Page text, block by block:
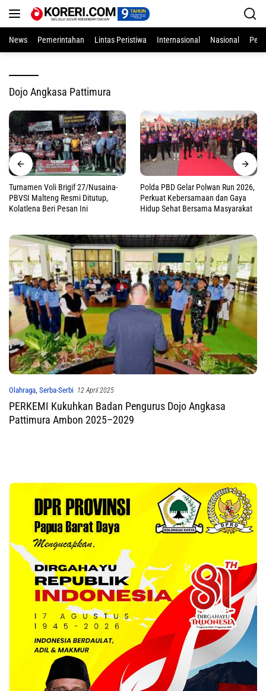
News
Pemerintahan Lintas Peristiwa Internasional Nasional
Dojo Angkasa Pattimura
Turnamen Voli Brigif 27/Nusaina-
PBVSI Malteng Resmi Ditutup,
Kolatlena Beri Pesan Ini
Polda PBD Gelar Polwan Run 2026,
Perkuat Kebersamaan dan Gaya
Hidup Sehat Bersama Masyarakat
Olahraga, Serba-Serbi 12 April 2025
PERKEMI Kukuhkan Badan Pengurus Dojo Angkasa
Pattimura Ambon 2025–2029